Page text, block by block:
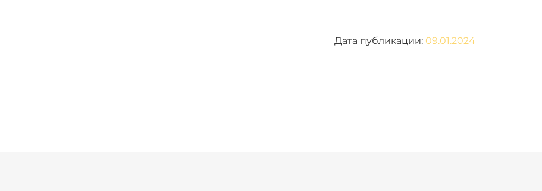
Дата публикации: 09.01.2024